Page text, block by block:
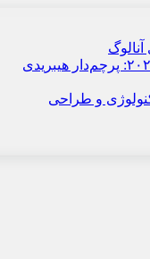
و طراحی